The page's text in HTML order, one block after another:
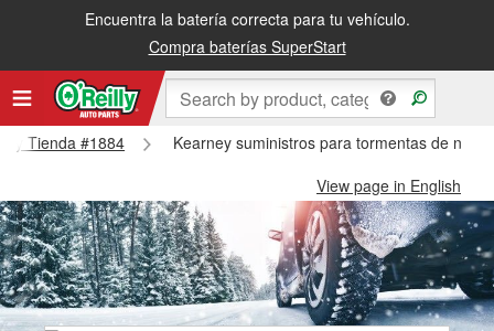
Encuentra la batería correcta para tu vehículo.
Compra baterías SuperStart
Tienda #1884
Kearney suministros para tormentas de
View page in English